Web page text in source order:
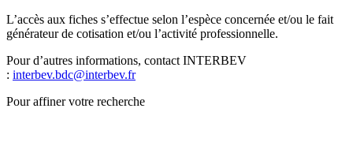
L’accès aux fiches s’effectue selon l’espèce concernée et/ou le fait
générateur de cotisation et/ou l’activité professionnelle.
Pour d’autres informations, contact INTERBEV
: interbev.bdc@interbev.fr
Pour affiner votre recherche